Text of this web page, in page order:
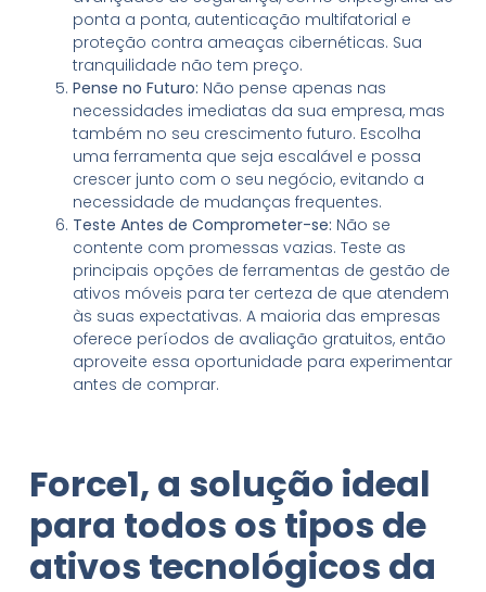
ponta a ponta, autenticação multifatorial e
proteção contra ameaças cibernéticas. Sua
tranquilidade não tem preço.
Pense no Futuro: Não pense apenas nas
necessidades imediatas da sua empresa, mas
também no seu crescimento futuro. Escolha
uma ferramenta que seja escalável e possa
crescer junto com o seu negócio, evitando a
necessidade de mudanças frequentes.
Teste Antes de Comprometer-se: Não se
contente com promessas vazias. Teste as
principais opções de ferramentas de gestão de
ativos móveis para ter certeza de que atendem
às suas expectativas. A maioria das empresas
oferece períodos de avaliação gratuitos, então
aproveite essa oportunidade para experimentar
antes de comprar.
Force1, a solução ideal
para todos os tipos de
ativos tecnológicos da